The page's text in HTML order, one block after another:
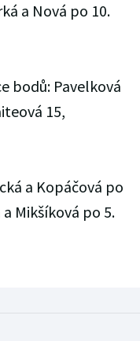
a Nová po 10.
bodů: Pavelková
15,
a Kopáčová po
Mikšíková po 5.